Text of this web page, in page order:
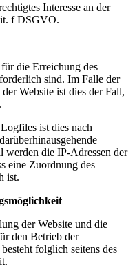
Interesse an der
f DSGVO.
die Erreichung des
sind. Im Falle der
Website ist dies der Fall,
ist dies nach
werden die IP-Adressen der
eine Zuordnung des
ist.
der Website und die
den Betrieb der
folglich seitens des